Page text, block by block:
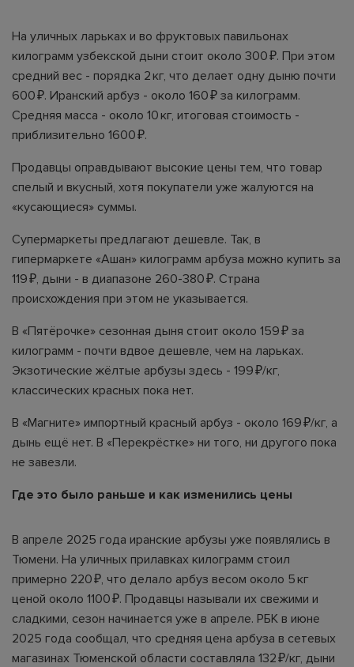
На уличных ларьках и во фруктовых павильонах
килограмм узбекской дыни стоит около 300 ₽. При этом
средний вес - порядка 2 кг, что делает одну дыню почти
600 ₽. Иранский арбуз - около 160 ₽ за килограмм.
Средняя масса - около 10 кг, итоговая стоимость -
приблизительно 1600 ₽.
Продавцы оправдывают высокие цены тем, что товар
спелый и вкусный, хотя покупатели уже жалуются на
«кусающиеся» суммы.
Супермаркеты предлагают дешевле. Так, в
гипермаркете «Ашан» килограмм арбуза можно купить за
119 ₽, дыни - в диапазоне 260-380 ₽. Страна
происхождения при этом не указывается.
В «Пятёрочке» сезонная дыня стоит около 159 ₽ за
килограмм - почти вдвое дешевле, чем на ларьках.
Экзотические жёлтые арбузы здесь - 199 ₽/кг,
классических красных пока нет.
В «Магните» импортный красный арбуз - около 169 ₽/кг, а
дынь ещё нет. В «Перекрёстке» ни того, ни другого пока
не завезли.
Где это было раньше и как изменились цены
В апреле 2025 года иранские арбузы уже появлялись в
Тюмени. На уличных прилавках килограмм стоил
примерно 220 ₽, что делало арбуз весом около 5 кг
ценой около 1100 ₽. Продавцы называли их свежими и
сладкими, сезон начинается уже в апреле. РБК в июне
2025 года сообщал, что средняя цена арбуза в сетевых
магазинах Тюменской области составляла 132 ₽/кг, дыни